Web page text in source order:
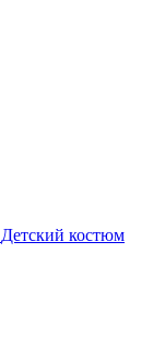
Детский костюм